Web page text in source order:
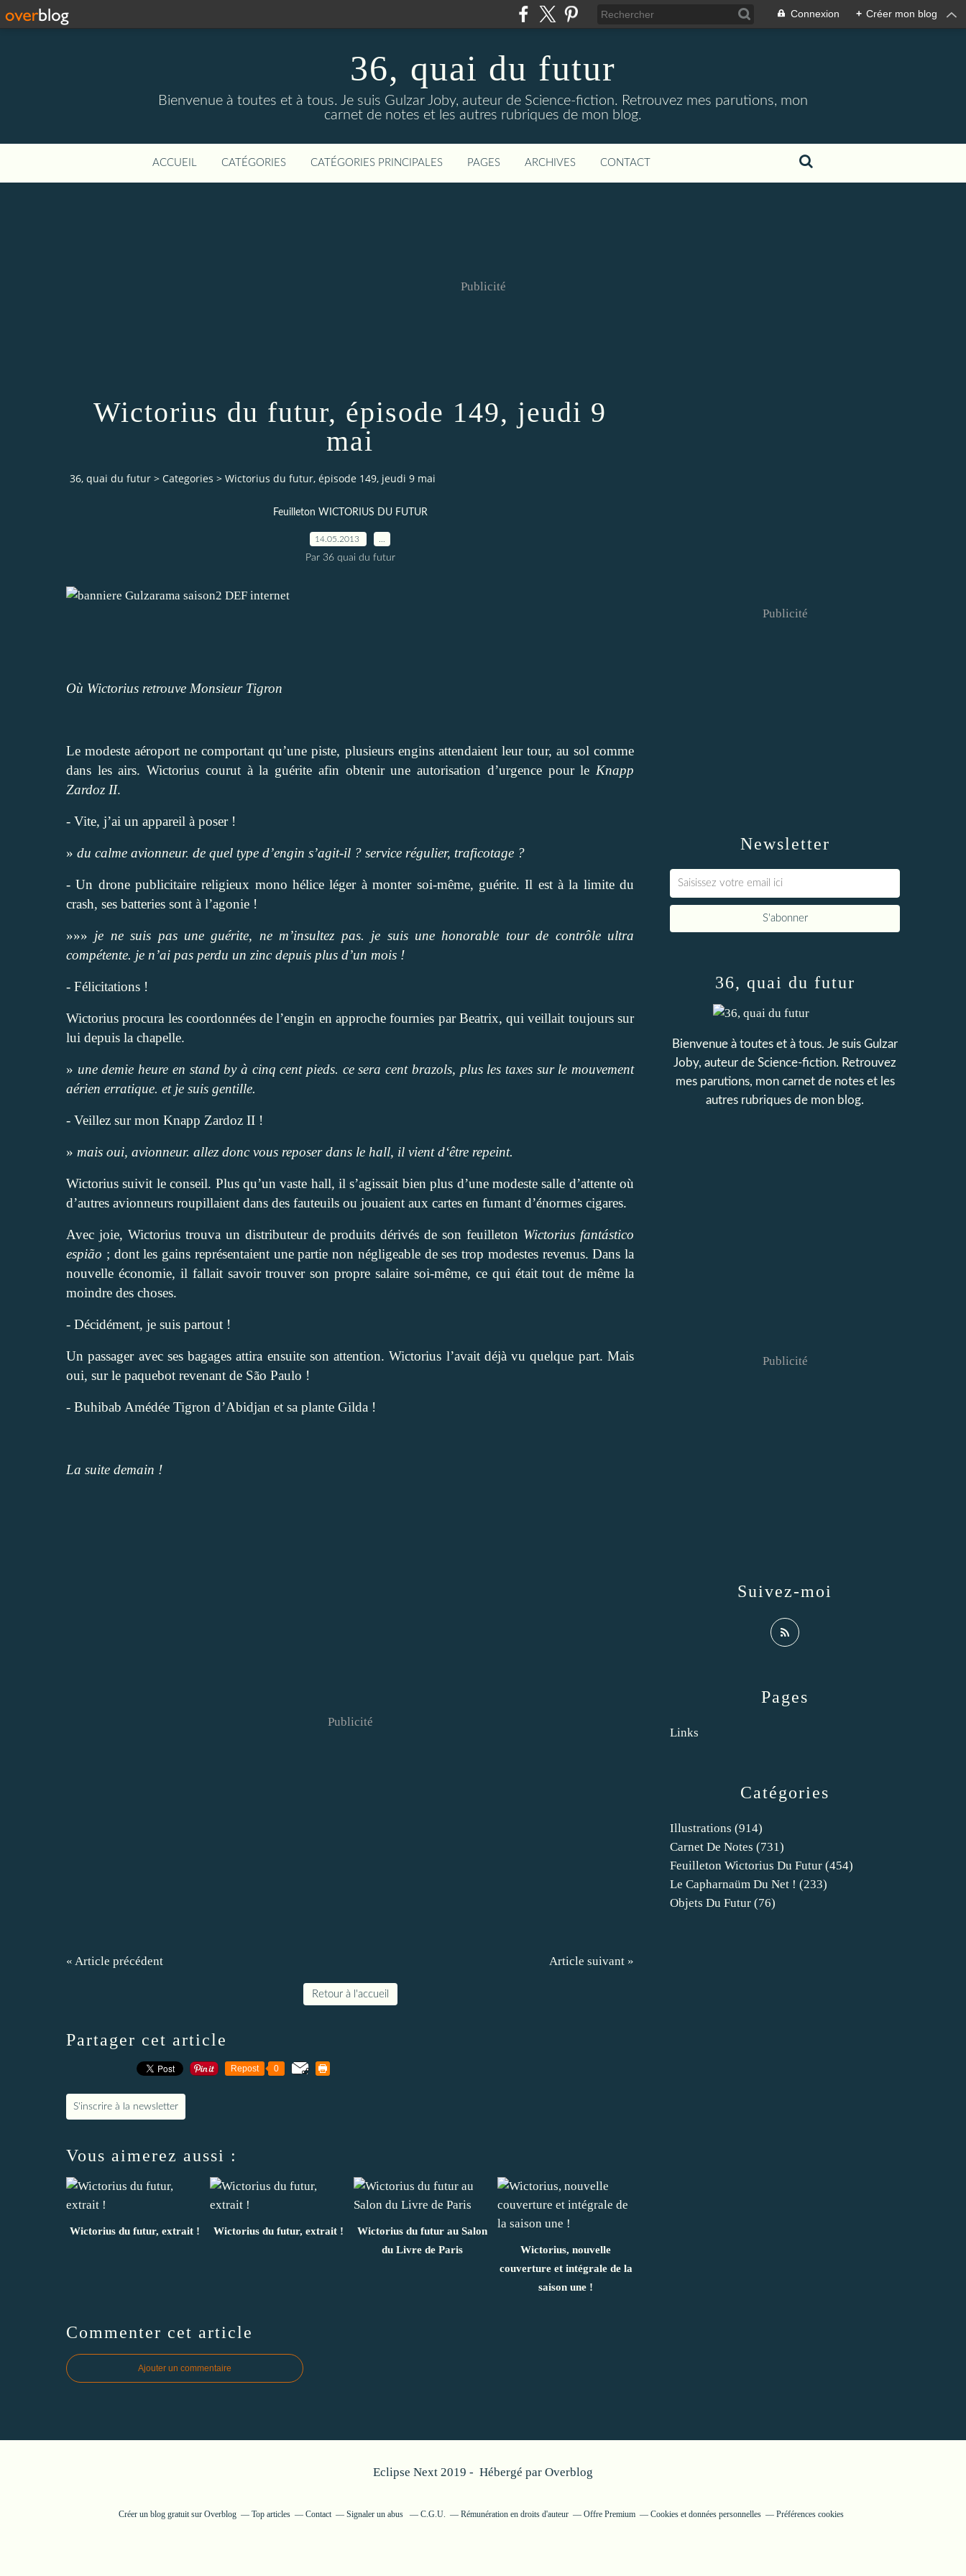
Connexion + Créer mon blog
36, quai du futur
Bienvenue à toutes et à tous. Je suis Gulzar Joby, auteur de Science-fiction. Retrouvez mes parutions, mon
carnet de notes et les autres rubriques de mon blog.
ACCUEIL CATÉGORIES CATÉGORIES PRINCIPALES PAGES ARCHIVES CONTACT
Publicité
Wictorius du futur, épisode 149, jeudi 9
mai
36, quai du futur > Categories > Wictorius du futur, épisode 149, jeudi 9 mai
Feuilleton WICTORIUS DU FUTUR
14.05.2013
Par 36 quai du futur
Où Wictorius retrouve Monsieur Tigron
Le modeste aéroport ne comportant qu’une piste, plusieurs engins attendaient leur tour, au sol comme
dans les airs. Wictorius courut à la guérite afin obtenir une autorisation d’urgence pour le Knapp
Zardoz II.
- Vite, j’ai un appareil à poser !
» du calme avionneur. de quel type d’engin s’agit-il ? service régulier, traficotage ?
- Un drone publicitaire religieux mono hélice léger à monter soi-même, guérite. Il est à la limite du
crash, ses batteries sont à l’agonie !
»»» je ne suis pas une guérite, ne m’insultez pas. je suis une honorable tour de contrôle ultra
compétente. je n’ai pas perdu un zinc depuis plus d’un mois !
- Félicitations !
Wictorius procura les coordonnées de l’engin en approche fournies par Beatrix, qui veillait toujours sur
lui depuis la chapelle.
» une demie heure en stand by à cinq cent pieds. ce sera cent brazols, plus les taxes sur le mouvement
aérien erratique. et je suis gentille.
- Veillez sur mon Knapp Zardoz II !
» mais oui, avionneur. allez donc vous reposer dans le hall, il vient d‘être repeint.
Wictorius suivit le conseil. Plus qu’un vaste hall, il s’agissait bien plus d’une modeste salle d’attente où
d’autres avionneurs roupillaient dans des fauteuils ou jouaient aux cartes en fumant d’énormes cigares.
Avec joie, Wictorius trouva un distributeur de produits dérivés de son feuilleton Wictorius fantástico
espião ; dont les gains représentaient une partie non négligeable de ses trop modestes revenus. Dans la
nouvelle économie, il fallait savoir trouver son propre salaire soi-même, ce qui était tout de même la
moindre des choses.
- Décidément, je suis partout !
Un passager avec ses bagages attira ensuite son attention. Wictorius l’avait déjà vu quelque part. Mais
oui, sur le paquebot revenant de São Paulo !
- Buhibab Amédée Tigron d’Abidjan et sa plante Gilda !
La suite demain !
Publicité
« Article précédent Article suivant »
Retour à l'accueil
Partager cet article
Repost 0
S'inscrire à la newsletter
Vous aimerez aussi :
Wictorius du futur, extrait ! Wictorius du futur, extrait !
Wictorius du futur au Salon
du Livre de Paris
Wictorius, nouvelle
couverture et intégrale de la
saison une !
Commenter cet article
Ajouter un commentaire
Newsletter
Publicité
Catégories
Illustrations (914)
Carnet De Notes (731)
Feuilleton Wictorius Du Futur (454)
Le Capharnaüm Du Net ! (233)
Objets Du Futur (76)
Pages
Links
36, quai du futur
Bienvenue à toutes et à tous. Je suis Gulzar
Joby, auteur de Science-fiction. Retrouvez
mes parutions, mon carnet de notes et les
autres rubriques de mon blog.
Suivez-moi
Publicité
Eclipse Next 2019 - Hébergé par Overblog
Créer un blog gratuit sur Overblog Top articles Contact Signaler un abus C.G.U. Rémunération en droits d'auteur Offre Premium Cookies et données personnelles Préférences cookies